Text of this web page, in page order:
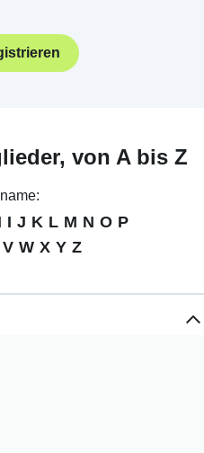
von A bis Z
I J K L M N O P
V W X Y Z